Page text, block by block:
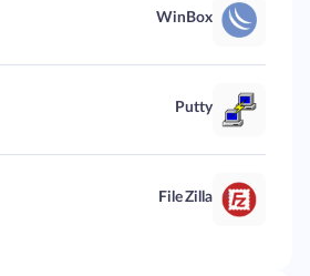
WinBox
Putty
File Zilla